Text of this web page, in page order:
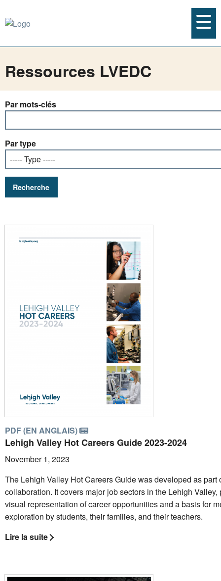
Ressources LVEDC
Par mots-clés
Par type
PDF (EN ANGLAIS)
Lehigh Valley Hot Careers Guide 2023-2024
November 1, 2023
The Lehigh Valley Hot Careers Guide was developed as part
collaboration. It covers major job sectors in the Lehigh Valley,
visual representation of career opportunities and a basis for
exploration by students, their families, and their teachers.
Lire la suite